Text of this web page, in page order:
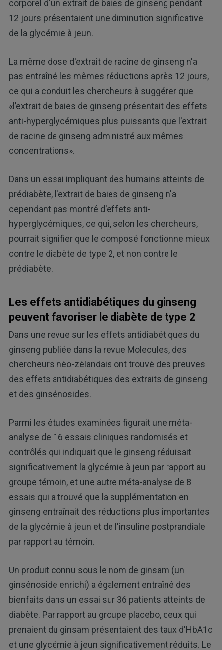
corporel d'un extrait de baies de ginseng pendant
12 jours présentaient une diminution significative
de la glycémie à jeun.
La même dose d'extrait de racine de ginseng n'a
pas entraîné les mêmes réductions après 12 jours,
ce qui a conduit les chercheurs à suggérer que
«l’extrait de baies de ginseng présentait des effets
anti-hyperglycémiques plus puissants que l'extrait
de racine de ginseng administré aux mêmes
concentrations».
Dans un essai impliquant des humains atteints de
prédiabète, l'extrait de baies de ginseng n'a
cependant pas montré d'effets anti-
hyperglycémiques, ce qui, selon les chercheurs,
pourrait signifier que le composé fonctionne mieux
contre le diabète de type 2, et non contre le
prédiabète.
Les effets antidiabétiques du ginseng
peuvent favoriser le diabète de type 2
Dans une revue sur les effets antidiabétiques du
ginseng publiée dans la revue Molecules, des
chercheurs néo-zélandais ont trouvé des preuves
des effets antidiabétiques des extraits de ginseng
et des ginsénosides.
Parmi les études examinées figurait une méta-
analyse de 16 essais cliniques randomisés et
contrôlés qui indiquait que le ginseng réduisait
significativement la glycémie à jeun par rapport au
groupe témoin, et une autre méta-analyse de 8
essais qui a trouvé que la supplémentation en
ginseng entraînait des réductions plus importantes
de la glycémie à jeun et de l'insuline postprandiale
par rapport au témoin.
Un produit connu sous le nom de ginsam (un
ginsénoside enrichi) a également entraîné des
bienfaits dans un essai sur 36 patients atteints de
diabète. Par rapport au groupe placebo, ceux qui
prenaient du ginsam présentaient des taux d'HbA1c
et une glycémie à jeun significativement réduits. Le